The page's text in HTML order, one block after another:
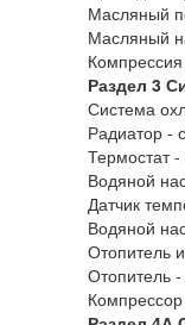
Масляный
Масляный
Раздел 3
Система
Радиатор -
Термостат -
Водяной
Датчик
Водяной
Отопитель
Отопитель -